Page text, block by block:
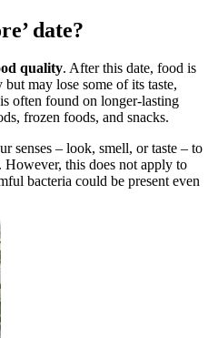
date?
quality. After this date, food is
may lose some of its taste,
often found on longer-lasting
frozen foods, and snacks.
senses – look, smell, or taste – to
this does not apply to
bacteria could be present even